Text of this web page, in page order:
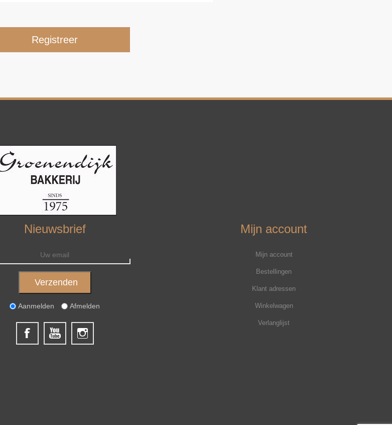
Nieuwsbrief
Aanmelden Afmelden
Mijn account
Mijn account
Bestellingen
Klant adressen
Winkelwagen
Verlanglijst